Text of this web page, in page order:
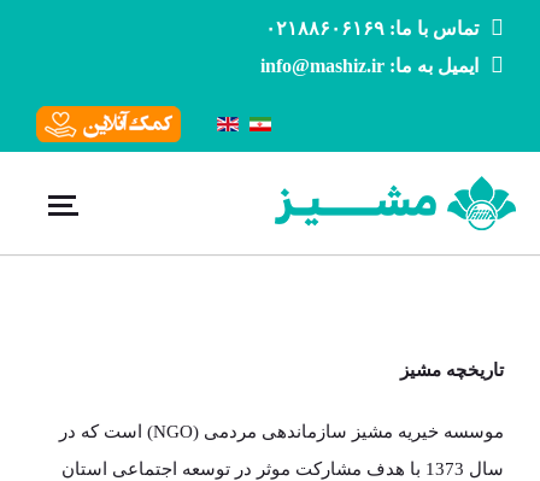
تماس با ما: ۰۲۱۸۸۶۰۶۱۶۹
ایمیل به ما: info@mashiz.ir
تاریخچه مشیز
موسسه خیریه مشیز سازماندهی مردمی (NGO) است که در
سال 1373 با هدف مشارکت موثر در توسعه اجتماعی استان